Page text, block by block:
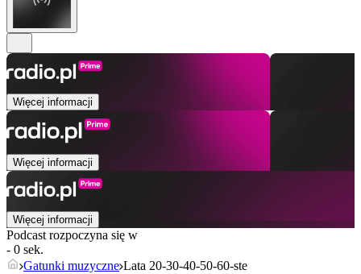
Więcej informacji
Więcej informacji
Więcej informacji
Podcast rozpoczyna się w
- 0 sek.
Gatunki muzyczne Lata 20-30-40-50-60-ste